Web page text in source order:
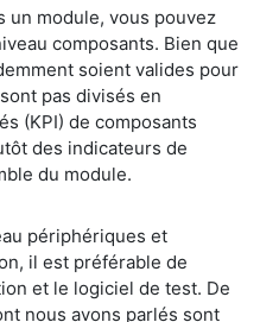
un module, vous pouvez
composants. Bien que
soient valides pour
pas divisés en
(KPI) de composants
des indicateurs de
du module.
périphériques et
il est préférable de
et le logiciel de test. De
nous avons parlés sont